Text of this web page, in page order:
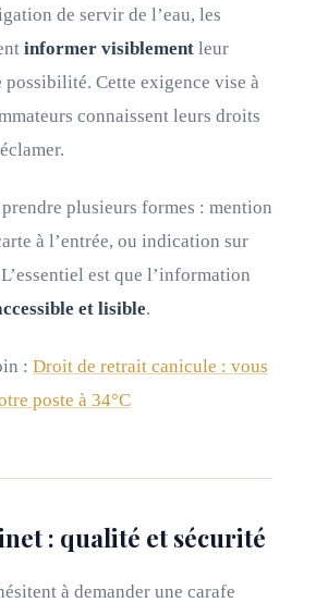
de servir de l’eau, les
informer visiblement leur
possibilité. Cette exigence vise à
connaissent leurs droits
plusieurs formes : mention
à l’entrée, ou indication sur
est que l’information
et lisible.
: Droit de retrait canicule : vous
poste à 34°C
: qualité et sécurité
à demander une carafe